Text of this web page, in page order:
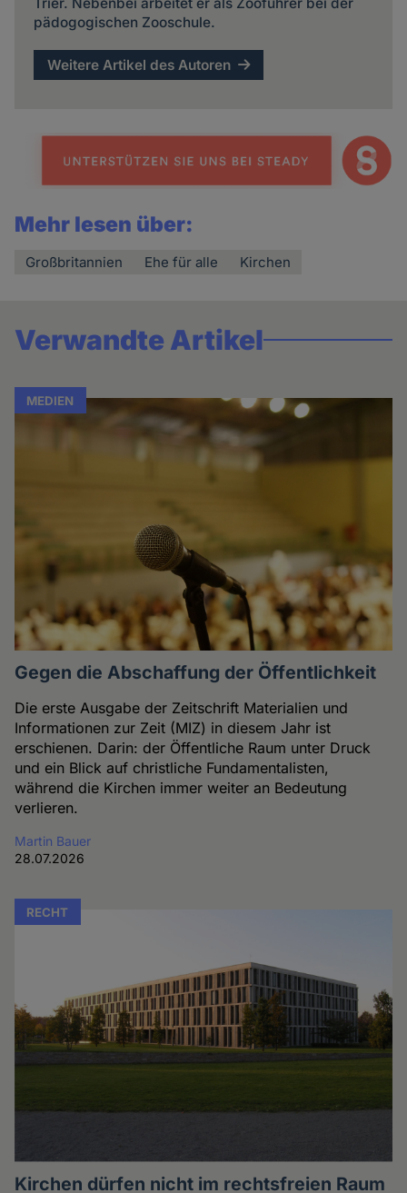
Trier. Nebenbei arbeitet er als Zooführer bei der
pädogogischen Zooschule.
Weitere Artikel des Autoren
Mehr lesen über:
Großbritannien Ehe für alle Kirchen
Verwandte Artikel
MEDIEN
Gegen die Abschaffung der Öffentlichkeit
Die erste Ausgabe der Zeitschrift Materialien und
Informationen zur Zeit (MIZ) in diesem Jahr ist
erschienen. Darin: der Öffentliche Raum unter Druck
und ein Blick auf christliche Fundamentalisten,
während die Kirchen immer weiter an Bedeutung
verlieren.
Martin Bauer
28.07.2026
RECHT
Kirchen dürfen nicht im rechtsfreien Raum